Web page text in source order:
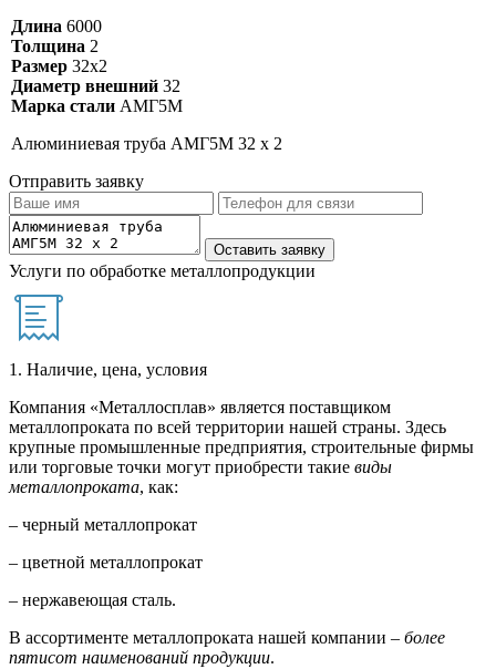
Длина 6000
Толщина 2
Размер 32х2
Диаметр внешний 32
Марка стали АМГ5М
Алюминиевая труба АМГ5М 32 х 2
Отправить заявку
Услуги по обработке металлопродукции
1. Наличие, цена, условия
Компания «Металлосплав» является поставщиком
металлопроката по всей территории нашей страны. Здесь
крупные промышленные предприятия, строительные фирмы
или торговые точки могут приобрести такие виды
металлопроката, как:
– черный металлопрокат
– цветной металлопрокат
– нержавеющая сталь.
В ассортименте металлопроката нашей компании – более
пятисот наименований продукции.